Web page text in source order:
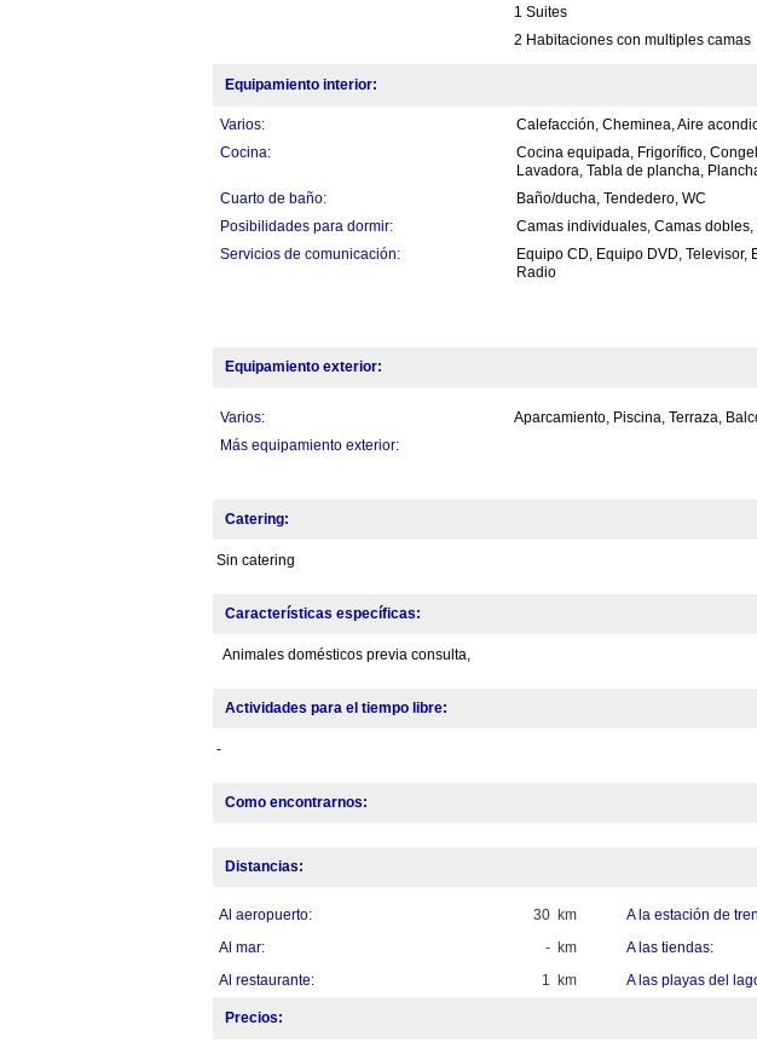
1 Suites
2 Habitaciones con multiples camas
Equipamiento interior:
Varios:
Calefacción, Cheminea, Aire
Cocina:
Cocina equipada, Frigorífico,
Lavadora, Tabla de plancha,
Cuarto de baño:
Baño/ducha, Tendedero, WC
Posibilidades para dormir:
Camas individuales, Camas dobles,
Servicios de comunicación:
Equipo CD, Equipo DVD, Televisor,
Radio
Equipamiento exterior:
Varios:
Aparcamiento, Piscina, Terraza,
Más equipamiento exterior:
Catering:
Sin catering
Características específicas:
Animales domésticos previa consulta,
Actividades para el tiempo libre:
-
Como encontrarnos:
Distancias:
30 km
Al aeropuerto:
A la estación de
- km
Al mar:
A las tiendas:
1 km
Al restaurante: A las playas del
Precios: